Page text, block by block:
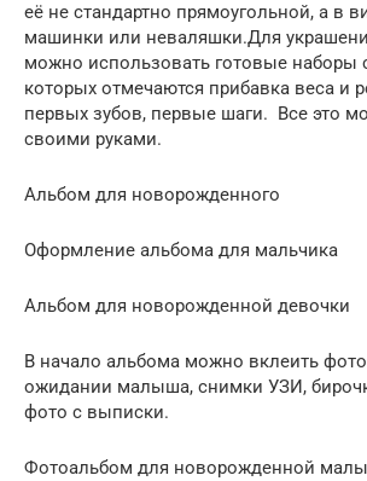
её не стандартно прямоугольной, а в
машинки или неваляшки.Для
можно использовать готовые наборы
которых отмечаются прибавка веса и
первых зубов, первые шаги. Все это
своими руками.
Альбом для новорожденного
Оформление альбома для мальчика
Альбом для новорожденной девочки
В начало альбома можно вклеить
ожидании малыша, снимки УЗИ,
фото с выписки.
Фотоальбом для новорожденной